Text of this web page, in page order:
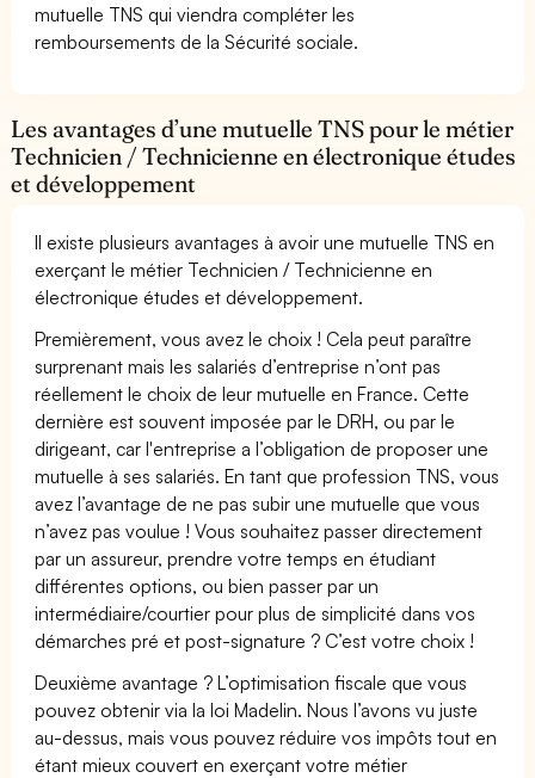
mutuelle TNS qui viendra compléter les
remboursements de la Sécurité sociale.
Les avantages d’une mutuelle TNS pour le métier
Technicien / Technicienne en électronique études
et développement
Il existe plusieurs avantages à avoir une mutuelle TNS en
exerçant le métier Technicien / Technicienne en
électronique études et développement.
Premièrement, vous avez le choix ! Cela peut paraître
surprenant mais les salariés d’entreprise n’ont pas
réellement le choix de leur mutuelle en France. Cette
dernière est souvent imposée par le DRH, ou par le
dirigeant, car l'entreprise a l’obligation de proposer une
mutuelle à ses salariés. En tant que profession TNS, vous
avez l’avantage de ne pas subir une mutuelle que vous
n’avez pas voulue ! Vous souhaitez passer directement
par un assureur, prendre votre temps en étudiant
différentes options, ou bien passer par un
intermédiaire/courtier pour plus de simplicité dans vos
démarches pré et post-signature ? C’est votre choix !
Deuxième avantage ? L’optimisation fiscale que vous
pouvez obtenir via la loi Madelin. Nous l’avons vu juste
au-dessus, mais vous pouvez réduire vos impôts tout en
étant mieux couvert en exerçant votre métier